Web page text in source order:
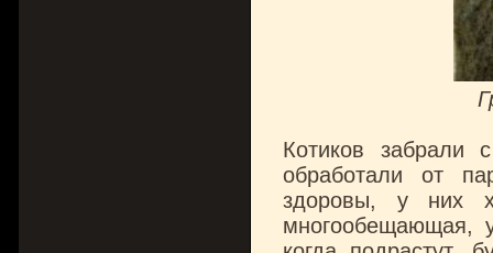
Котиков
обработали от
здоровы, у них
многообещающая,